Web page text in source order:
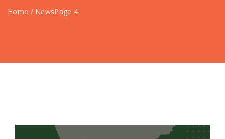
Home / NewsPage 4